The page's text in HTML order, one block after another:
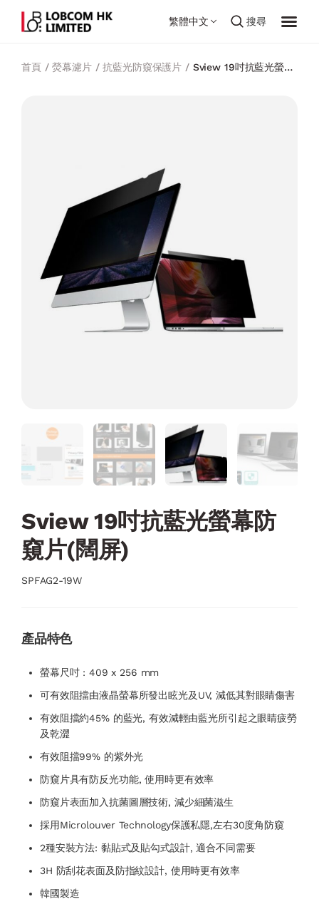
繁體中文 搜尋
首頁/熒幕濾片/抗藍光防窺保護片 / Sview 19吋抗藍光螢幕
Sview 19吋抗藍光螢幕防
窺片(闊屏)
SPFAG2-19W
產品特色
螢幕尺吋 : 409 x 256 mm
可有效阻擋由液晶螢幕所發出眩光及UV, 減低其對眼睛傷害
有效阻擋約45% 的藍光, 有效減輕由藍光所引起之眼睛疲勞
及乾澀
有效阻擋99% 的紫外光
防窺片具有防反光功能, 使用時更有效率
防窺片表面加入抗菌圖層技術, 減少細菌滋生
採用Microlouver Technology保護私隱,左右30度角防窺
2種安裝方法: 黏貼式及貼勾式設計, 適合不同需要
3H 防刮花表面及防指紋設計, 使用時更有效率
韓國製造